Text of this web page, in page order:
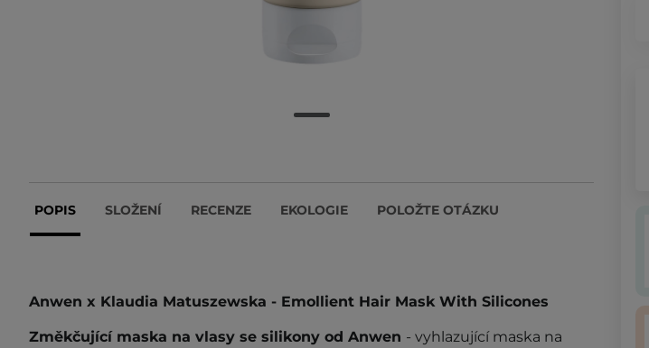
POPIS SLOŽENÍ RECENZE EKOLOGIE POLOŽTE OTÁZKU
Anwen x Klaudia Matuszewska - Emollient Hair Mask With Silicones
Změkčující maska na vlasy se silikony od Anwen - vyhlazující maska na